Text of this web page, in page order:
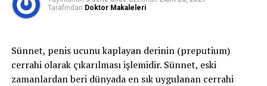
Damarlanması bozulan erkeklik organına gelen oksijen
azalır, sinirlerin basıya maruz kalması ile de hissizlik
sertleşme probleminin nedenleri aynıdır.
Böyle anlatınca insanın bisiklete binesi gelmiyor.
Tarafından Doktor Makaleleri
Sünnet, penis ucunu kaplayan derinin (preputium)
cerrahi olarak çıkarılması işlemidir. Sünnet, eski
zamanlardan beri dünyada en sık uygulanan cerrahi